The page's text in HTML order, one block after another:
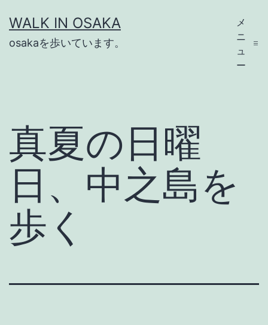
ン
テ
キ
WALK IN OSAKA
osakaを歩いています。
メ
ニ
ュ
ー
真夏の日曜
日、中之島を
歩く